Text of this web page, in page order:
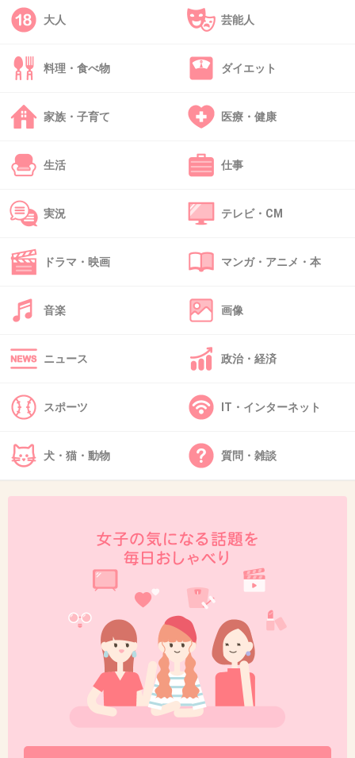
38. 匿名
人が集まるイベントでは自分の出したゴミは持
って帰れと教わらなかったのか。
+110
どうして足元のゴミには見向きもしないで、綺
からないし信じられない。
40. 匿名 2013/08/11(日) 06:43:53
くれる人居ないの？ごみはゴミ箱にって毎日し
少しは改善されると思うんだけど、それだけじ
ゃだめか。
2013/08/11(日) 06:44:26
お坊ちゃんお嬢ちゃんで育てた結果がこれだよ
+72
るから自分も捨てていいってもんじゃないよ
大人 芸能人
料理・食べ物 ダイエット
家族・子育て 医療・健康
生活 仕事
実況 テレビ・CM
ドラマ・映画 マンガ・アニメ・本
音楽 画像
ニュース 政治・経済
スポーツ IT・インターネット
犬・猫・動物 質問・雑談